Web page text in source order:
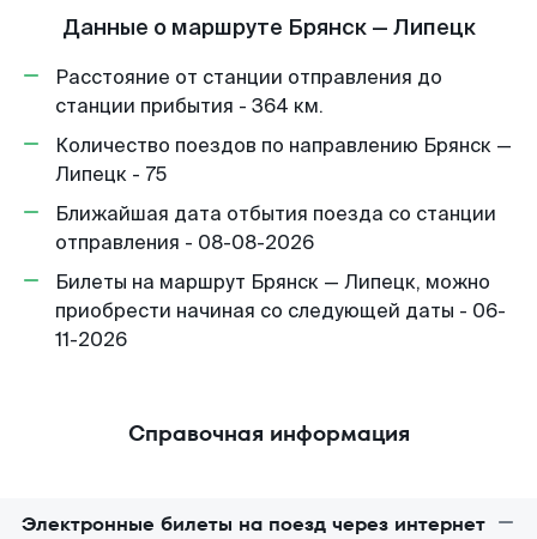
Данные о маршруте Брянск — Липецк
Расстояние от станции отправления до
станции прибытия - 364 км.
Количество поездов по направлению Брянск —
Липецк - 75
Ближайшая дата отбытия поезда со станции
отправления - 08-08-2026
Билеты на маршрут Брянск — Липецк, можно
приобрести начиная со следующей даты - 06-
11-2026
Справочная информация
Электронные билеты на поезд через интернет